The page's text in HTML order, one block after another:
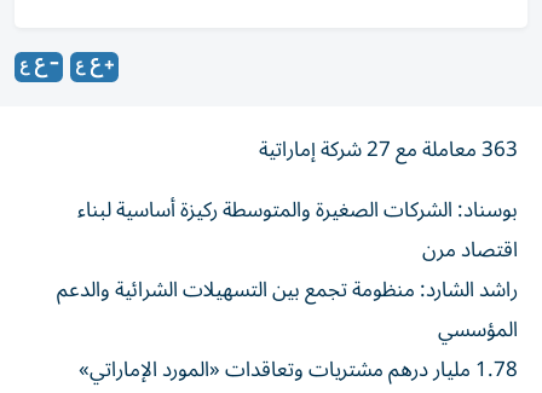
363 معاملة مع 27 شركة إماراتية
بوسناد: الشركات الصغيرة والمتوسطة ركيزة أساسية لبناء
اقتصاد مرن
راشد الشارد: منظومة تجمع بين التسهيلات الشرائية والدعم
المؤسسي
1.78 مليار درهم مشتريات وتعاقدات «المورد الإماراتي»